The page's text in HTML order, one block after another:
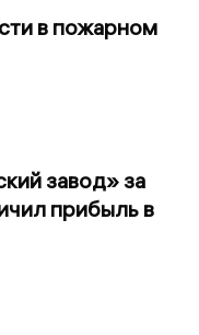
в пожарном
завод» за
прибыль в